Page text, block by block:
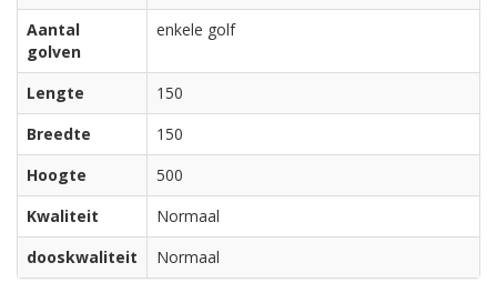
Aantal
golven
enkele golf
Lengte
150
Breedte
150
Hoogte
500
Kwaliteit
Normaal
dooskwaliteit
Normaal